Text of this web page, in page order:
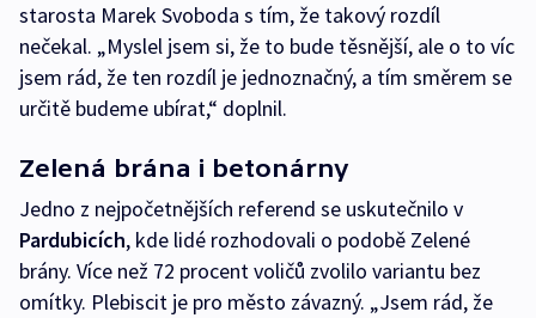
starosta Marek Svoboda s tím, že takový rozdíl
nečekal. „Myslel jsem si, že to bude těsnější, ale o to víc
jsem rád, že ten rozdíl je jednoznačný, a tím směrem se
určitě budeme ubírat,“ doplnil.
Zelená brána i betonárny
Jedno z nejpočetnějších referend se uskutečnilo v
Pardubicích, kde lidé rozhodovali o podobě Zelené
brány. Více než 72 procent voličů zvolilo variantu bez
omítky. Plebiscit je pro město závazný. „Jsem rád, že